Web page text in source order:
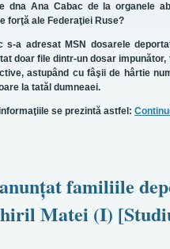
dna Ana Cabac de la organele
forţă ale Federaţiei Ruse?
MSN dosarele
doar file dintr-un dosar
astupând cu fâşii de hârtie
la tatăl dumneaei.
se prezintă astfel:
familiile
Matei (I)